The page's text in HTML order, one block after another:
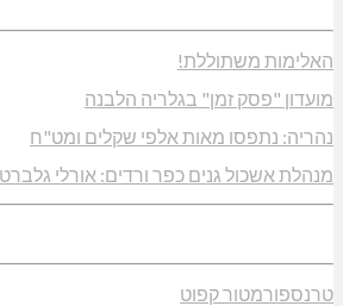
האלימות משתוללת!
מועדון "פסק זמן" בגלריה הלבנה
נהריה: נתפסו מאות אלפי שקלים ומט"ח
מנהלת אשכול גנים כפר ורדים: אורלי גלברט
טרנספורמטור קפוט